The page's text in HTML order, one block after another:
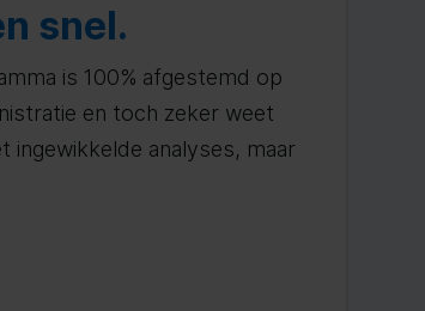
snel.
is 100% afgestemd op
en toch zeker weet
analyses, maar